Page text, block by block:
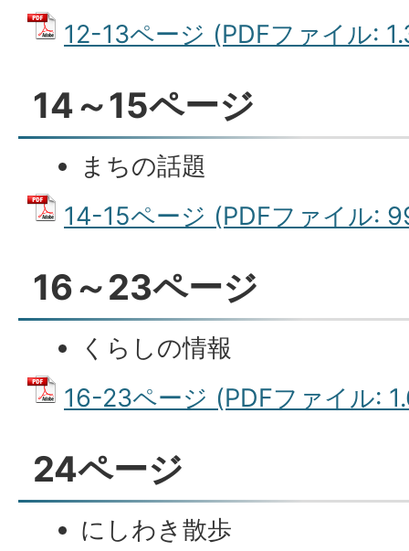
12-13ページ (PDFファイル:
14～15ページ
まちの話題
14-15ページ (PDFファイル:
16～23ページ
くらしの情報
16-23ページ (PDFファイル:
24ページ
にしわき散歩